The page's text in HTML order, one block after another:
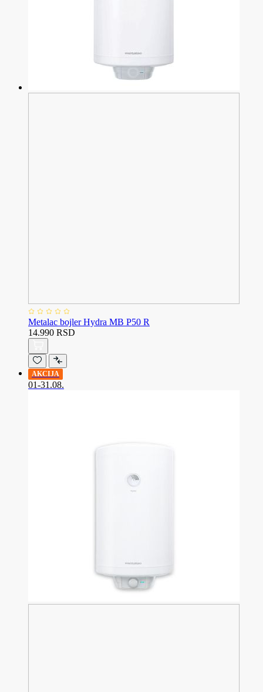
Metalac bojler Hydra MB P50 R
14.990 RSD
AKCIJA
01-31.08.